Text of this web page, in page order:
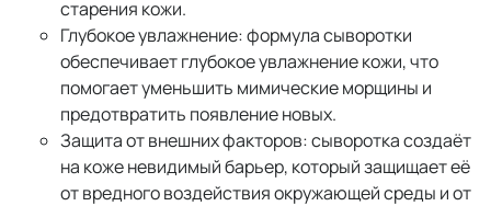
старения кожи.
Глубокое увлажнение: формула сыворотки
обеспечивает глубокое увлажнение кожи, что
помогает уменьшить мимические морщины и
предотвратить появление новых.
Защита от внешних факторов: сыворотка создаёт
на коже невидимый барьер, который защищает её
от вредного воздействия окружающей среды и от